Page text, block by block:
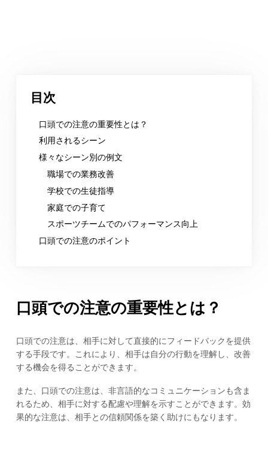
目次
口頭での注意の重要性とは？
利用されるシーン
様々なシーン別の例文
職場での業務改善
学校での生徒指導
家庭での子育て
スポーツチームでのパフォーマンス向上
口頭での注意のポイント
口頭での注意の重要性とは？
口頭での注意は、相手に対して直接的にフィードバックを提供
する手段です。これにより、相手は自分の行動を理解し、改善
する機会を得ることができます。
また、口頭での注意は、非言語的なコミュニケーションも含ま
れるため、相手に対する配慮や理解を示すことができます。効
果的な注意は、相手との信頼関係を築く助けにもなります。